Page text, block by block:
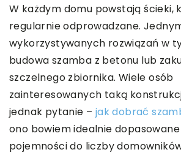
W każdym domu powstają ścieki,
regularnie odprowadzane.
wykorzystywanych rozwiązań w
budowa szamba z betonu lub
szczelnego zbiornika. Wiele osób
zainteresowanych taką
jednak pytanie – jak dobrać
ono bowiem idealnie
pojemności do liczby